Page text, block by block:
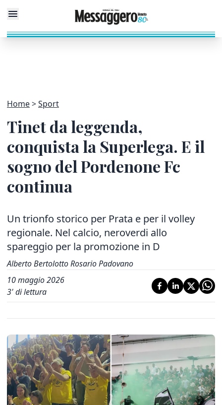
Home Sport
Tinet da leggenda,
conquista la Superlega. E il
sogno del Pordenone Fc
continua
Un trionfo storico per Prata e per il volley
regionale. Nel calcio, neroverdi allo
spareggio per la promozione in D
Alberto Bertolotto Rosario Padovano
10 maggio 2026
3' di lettura